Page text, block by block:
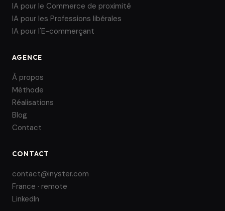
IA pour le Commerce de proximité
IA pour les Professions libérales
IA pour l'E-commerçant
AGENCE
À propos
Méthode
Réalisations
Blog
Contact
CONTACT
contact@inyster.com
France · remote
LinkedIn